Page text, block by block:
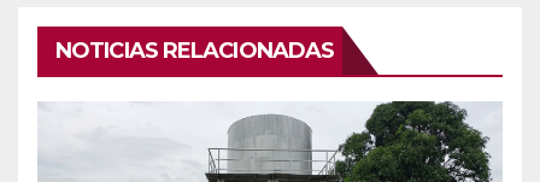
NOTICIAS RELACIONADAS